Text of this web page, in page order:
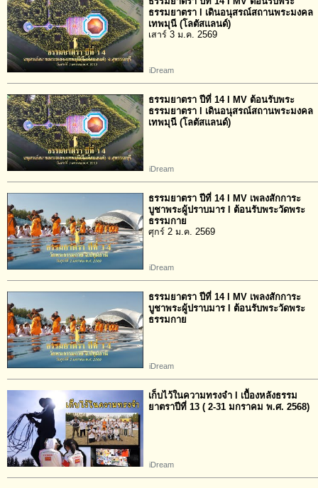
ธรรมยาตรา l เดินอนุสรณ์สถานพระมงคล
เทพมุนี (โลตัสแลนด์)
เสาร์ 3 ม.ค. 2569
iDream
ธรรมยาตรา ปีที่ 14 l MV ต้อนรับพระ
ธรรมยาตรา l เดินอนุสรณ์สถานพระมงคล
เทพมุนี (โลตัสแลนด์)
iDream
ธรรมยาตรา ปีที่ 14 l MV เพลงสักการะ
บูชาพระผู้ปราบมาร l ต้อนรับพระวัดพระ
ธรรมกาย
ศุกร์ 2 ม.ค. 2569
iDream
ธรรมยาตรา ปีที่ 14 l MV เพลงสักการะ
บูชาพระผู้ปราบมาร l ต้อนรับพระวัดพระ
ธรรมกาย
iDream
เก็บไว้ในความทรงจำ l เบื้องหลังธรรม
ยาตราปีที่ 13 ( 2-31 มกราคม พ.ศ. 2568)
iDream